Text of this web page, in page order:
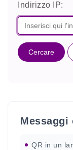
Indirizzo IP:
Cercare
Messaggi
QR in un